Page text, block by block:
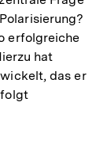
erfolgreiche
hat
das er